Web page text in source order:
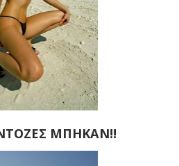
ΜΠΗΚΑΝ!!